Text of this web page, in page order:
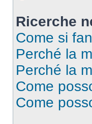
Ricerche
Come si
Perché la
Perché la
Come
Come